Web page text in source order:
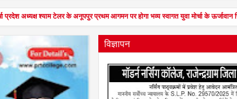
अध्यक्ष श्याम टेलर के अनूपपुर प्रथम आगमन पर होगा भव्य स्वागत युवा मोर्चा के ऊर्जावान
विज्ञापन